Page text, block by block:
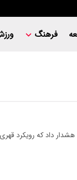
فرهنگ
داد که رویکرد قهری